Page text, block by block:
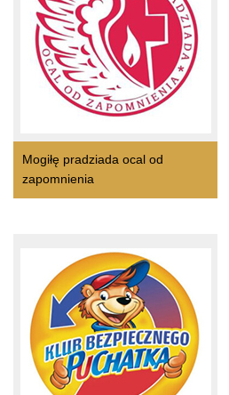
Mogiłę pradziada ocal od
zapomnienia